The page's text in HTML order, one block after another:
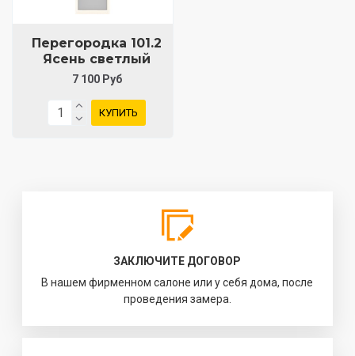
Перегородка 101.2
Ясень светлый
7 100 Руб
КУПИТЬ
ЗАКЛЮЧИТЕ ДОГОВОР
В нашем фирменном салоне или у себя дома, после
проведения замера.